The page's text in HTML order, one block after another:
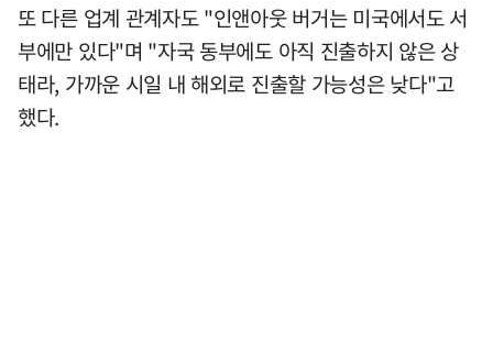
또 다른 업계 관계자도 "인앤아웃 버거는 미국에서도 서
부에만 있다"며 "자국 동부에도 아직 진출하지 않은 상
태라, 가까운 시일 내 해외로 진출할 가능성은 낮다"고
했다.